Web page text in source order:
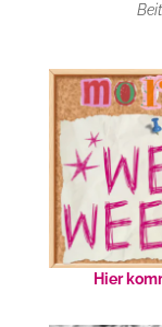
Hier